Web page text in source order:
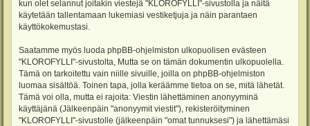
kun olet selannut joitakin viestejä "KLOROFYLLI"-sivustolla ja näitä
käytetään tallentamaan lukemiasi vestiketjuja ja näin parantaen
käyttökokemustasi.
Saatamme myös luoda phpBB-ohjelmiston ulkopuolisen evästeen
"KLOROFYLLI"-sivustolta, Mutta se on tämän dokumentin ulkopuolella.
Tämä on tarkoitettu vain niille sivuille, joilla on phpBB-ohjelmiston
luomaa sisältöä. Toinen tapa, jolla keräämme tietoa on se, mitä lähetät.
Tämä voi olla, mutta ei rajoita: Viestin lähettäminen anonyyminä
käyttäjänä (Jälkeenpäin "anonyymit viestit"), rekisteröityminen
"KLOROFYLLI"-sivustolle (jälkeenpäin "omat tunnuksesi") ja lähettämäsi